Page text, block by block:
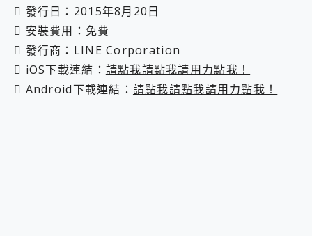
 發行日：2015年8月20日
 安裝費用：免費
 發行商：LINE Corporation
 iOS下載連結： 請點我請點我請用力點我！
 Android下載連結： 請點我請點我請用力點我！